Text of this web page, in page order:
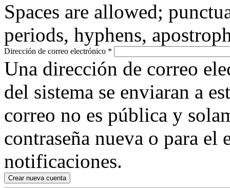
Spaces are allowed;
periods, hyphens,
Dirección de correo electrónico *
Una dirección de correo
del sistema se enviaran a
correo no es pública y
contraseña nueva o para
notificaciones.